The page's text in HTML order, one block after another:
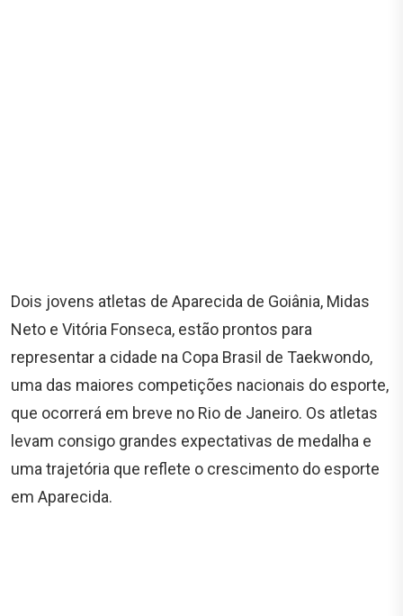
Dois jovens atletas de Aparecida de Goiânia, Midas
Neto e Vitória Fonseca, estão prontos para
representar a cidade na Copa Brasil de Taekwondo,
uma das maiores competições nacionais do esporte,
que ocorrerá em breve no Rio de Janeiro. Os atletas
levam consigo grandes expectativas de medalha e
uma trajetória que reflete o crescimento do esporte
em Aparecida.